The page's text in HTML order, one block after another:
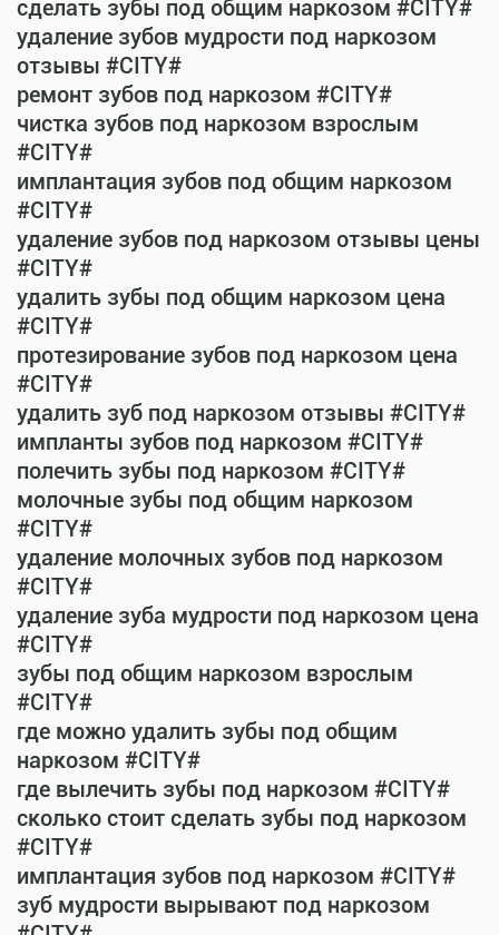
сделать зубы под общим наркозом #CITY#
удаление зубов мудрости под наркозом
отзывы #CITY#
ремонт зубов под наркозом #CITY#
чистка зубов под наркозом взрослым
#CITY#
имплантация зубов под общим наркозом
#CITY#
удаление зубов под наркозом отзывы цены
#CITY#
удалить зубы под общим наркозом цена
#CITY#
протезирование зубов под наркозом цена
#CITY#
удалить зуб под наркозом отзывы #CITY#
импланты зубов под наркозом #CITY#
полечить зубы под наркозом #CITY#
молочные зубы под общим наркозом
#CITY#
удаление молочных зубов под наркозом
#CITY#
удаление зуба мудрости под наркозом цена
#CITY#
зубы под общим наркозом взрослым
#CITY#
где можно удалить зубы под общим
наркозом #CITY#
где вылечить зубы под наркозом #CITY#
сколько стоит сделать зубы под наркозом
#CITY#
имплантация зубов под наркозом #CITY#
зуб мудрости вырывают под наркозом